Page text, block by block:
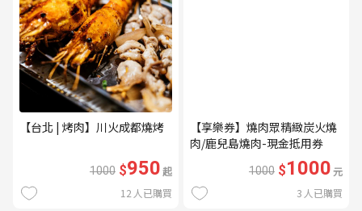
【台北 | 烤肉】川火成都燒烤
1000 $950起
12 人已購買
【享樂券】燒肉眾精緻炭火燒
肉/鹿兒島燒肉-現金抵用券
1000 $1000元
3 人已購買